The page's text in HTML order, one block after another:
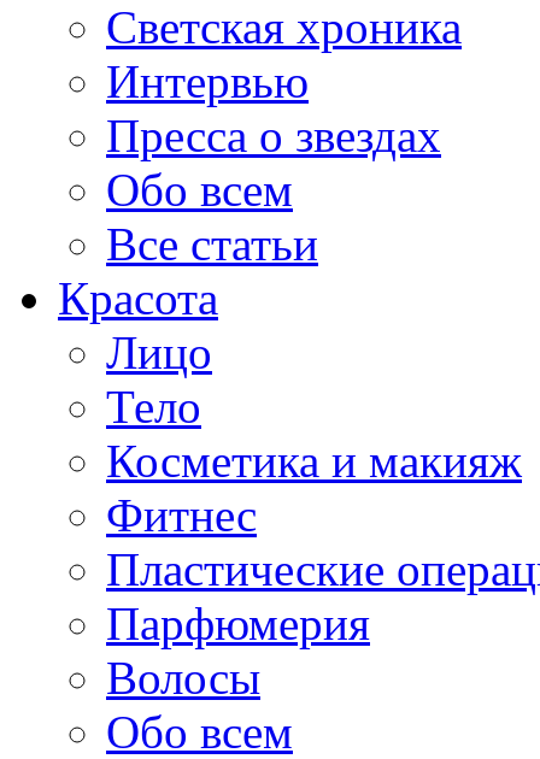
Светская хроника
Интервью
Пресса о звездах
Обо всем
Все статьи
Красота
Лицо
Тело
Косметика и макияж
Фитнес
Пластические
Парфюмерия
Волосы
Обо всем